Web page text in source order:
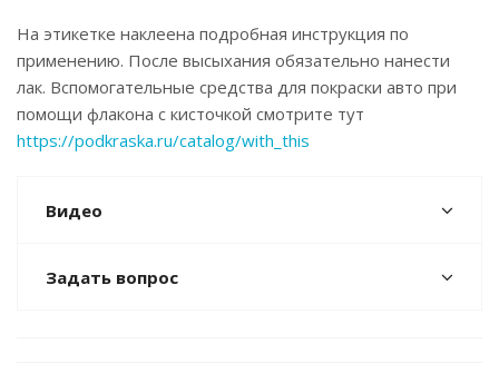
На этикетке наклеена подробная инструкция по
применению. После высыхания обязательно нанести
лак. Вспомогательные средства для покраски авто при
помощи флакона с кисточкой смотрите тут
https://podkraska.ru/catalog/with_this
Видео
Задать вопрос